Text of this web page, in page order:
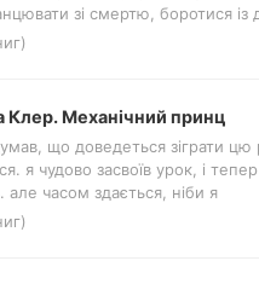
зі смертю, боротися із
Клер. Механічний принц
що доведеться зіграти цю
я чудово засвоїв урок, і
але часом здається, ніби я